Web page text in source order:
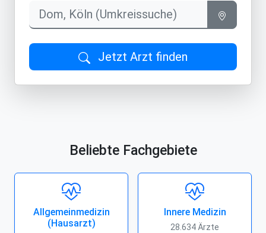
Jetzt Arzt finden
Beliebte Fachgebiete
Allgemeinmedizin
(Hausarzt)
Innere Medizin
28.634 Ärzte